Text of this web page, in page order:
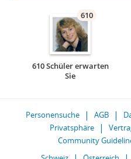
610
610 Schüler erwarten
Sie
Personensuche AGB
Privatsphäre
Community